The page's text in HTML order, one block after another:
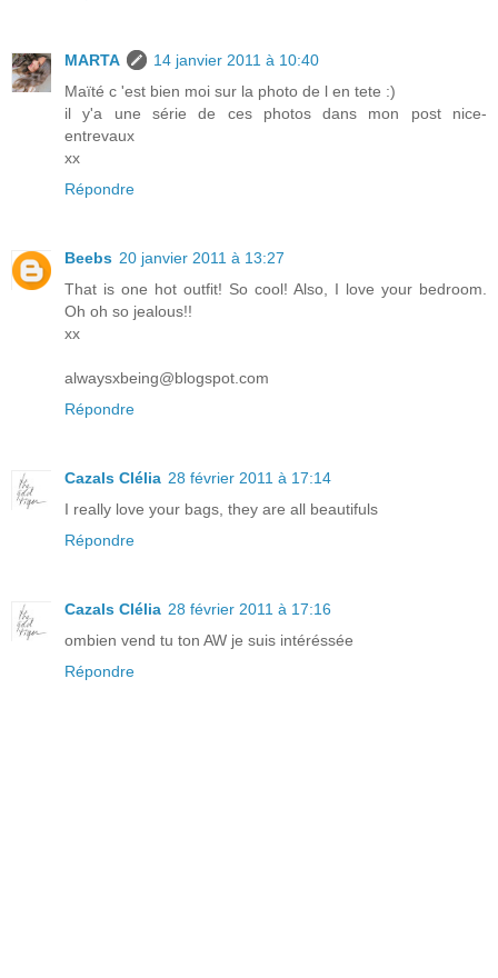
MARTA
14 janvier 2011 à 10:40
Maïté c 'est bien moi sur la photo de l en tete :)
il y'a une série de ces photos dans mon post nice-
entrevaux
xx
Répondre
Beebs 20 janvier 2011 à 13:27
That is one hot outfit! So cool! Also, I love your bedroom.
Oh oh so jealous!!
xx
alwaysxbeing@blogspot.com
Répondre
Cazals Clélia 28 février 2011 à 17:14
I really love your bags, they are all beautifuls
Répondre
Cazals Clélia 28 février 2011 à 17:16
ombien vend tu ton AW je suis intéréssée
Répondre